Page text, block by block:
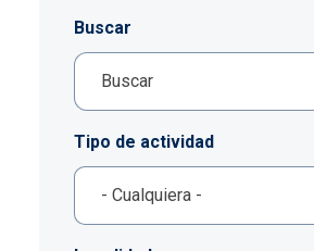
Buscar
Tipo de actividad
- Cualquiera -